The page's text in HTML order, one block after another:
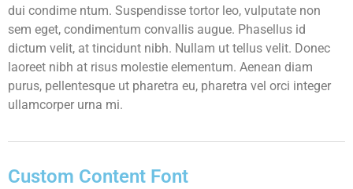
dui condime ntum. Suspendisse tortor leo, vulputate non
sem eget, condimentum convallis augue. Phasellus id
dictum velit, at tincidunt nibh. Nullam ut tellus velit. Donec
laoreet nibh at risus molestie elementum. Aenean diam
purus, pellentesque ut pharetra eu, pharetra vel orci integer
ullamcorper urna mi.
Custom Content Font